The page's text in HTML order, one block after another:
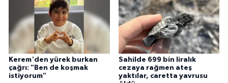
Kerem'den yürek burkan
çağrı: "Ben de koşmak
istiyorum"
Sahilde 699 bin liralık
cezaya rağmen ateş
yaktılar, caretta yavrusu